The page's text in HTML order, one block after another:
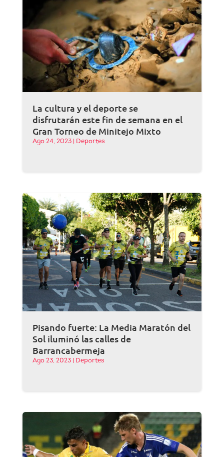
La cultura y el deporte se
disfrutarán este fin de semana en el
Gran Torneo de Minitejo Mixto
Ago 24, 2023| Deportes
Pisando fuerte: La Media Maratón del
Sol iluminó las calles de
Barrancabermeja
Ago 23, 2023| Deportes